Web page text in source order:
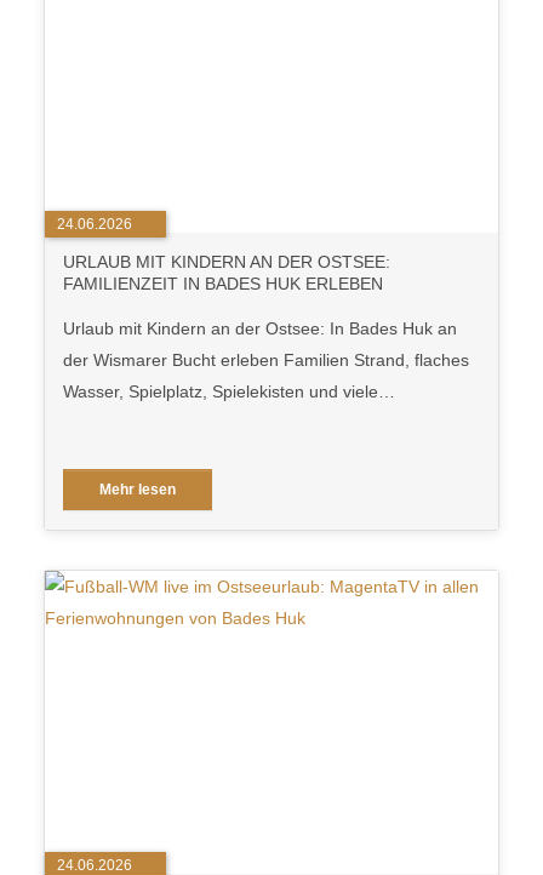
24.06.2026
URLAUB MIT KINDERN AN DER OSTSEE:
FAMILIENZEIT IN BADES HUK ERLEBEN
Urlaub mit Kindern an der Ostsee: In Bades Huk an
der Wismarer Bucht erleben Familien Strand, flaches
Wasser, Spielplatz, Spielekisten und viele…
Mehr lesen
24.06.2026